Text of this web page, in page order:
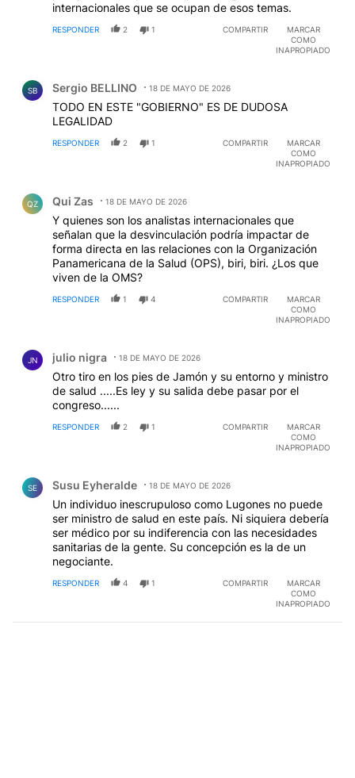
internacionales que se ocupan de esos temas.
RESPONDER 2 1 COMPARTIR
MARCAR
COMO
INAPROPIADO
SB Sergio BELLINO 18 DE MAYO DE 2026
TODO EN ESTE "GOBIERNO" ES DE DUDOSA
LEGALIDAD
RESPONDER 2 1 COMPARTIR
MARCAR
COMO
INAPROPIADO
QZ Qui Zas 18 DE MAYO DE 2026
Y quienes son los analistas internacionales que
señalan que la desvinculación podría impactar de
forma directa en las relaciones con la Organización
Panamericana de la Salud (OPS), biri, biri. ¿Los que
viven de la OMS?
RESPONDER 1 4 COMPARTIR
MARCAR
COMO
INAPROPIADO
JN julio nigra 18 DE MAYO DE 2026
Otro tiro en los pies de Jamón y su entorno y ministro
de salud .....Es ley y su salida debe pasar por el
congreso......
RESPONDER 2 1 COMPARTIR
MARCAR
COMO
INAPROPIADO
SE Susu Eyheralde 18 DE MAYO DE 2026
Un individuo inescrupuloso como Lugones no puede
ser ministro de salud en este país. Ni siquiera debería
ser médico por su indiferencia con las necesidades
sanitarias de la gente. Su concepción es la de un
negociante.
RESPONDER 4 1 COMPARTIR
MARCAR
COMO
INAPROPIADO